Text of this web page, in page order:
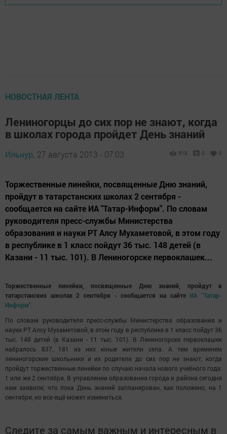
НОВОСТНАЯ ЛЕНТА
Лениногорцы до сих пор не знают, когда
в школах города пройдет День знаний
Ильнур, 27 августа 2013 - 07:03 519 0 0
Торжественные линейки, посвященные Дню знаний,
пройдут в татарстанских школах 2 сентября -
сообщается на сайте ИА "Татар-Информ". По словам
руководителя пресс-службы Министерства
образования и науки РТ Алсу Мухаметовой, в этом году
в республике в 1 класс пойдут 36 тыс. 148 детей (в
Казани - 11 тыс. 101). В Лениногорске первоклашек...
Торжественные линейки, посвященные Дню знаний, пройдут в
татарстанских школах 2 сентября - сообщается на сайте ИА "Татар-
Информ".
По словам руководителя пресс-службы Министерства образования и
науки РТ Алсу Мухаметовой, в этом году в республике в 1 класс пойдут 36
тыс. 148 детей (в Казани - 11 тыс. 101). В Лениногорске первоклашек
набралось 837, 181 из них юные жители села. А тем временем
лениногорские школьники и их родители до сих пор не знают, когда
пройдут торжественные линейки по случаю начала нового учебного года:
1 или же 2 сентября. В управлении образования города и района сегодня
нам заявили, что пока День знаний запланирован, как положено, на 1
сентября, но все ещё может измениться.
Следите за самым важным и интересным в